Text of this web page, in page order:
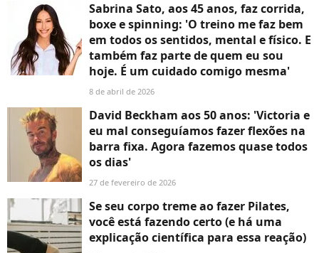
Sabrina Sato, aos 45 anos, faz corrida,
boxe e spinning: 'O treino me faz bem
em todos os sentidos, mental e físico. E
também faz parte de quem eu sou
hoje. É um cuidado comigo mesma'
8 de abril de 2026
David Beckham aos 50 anos: 'Victoria e
eu mal conseguíamos fazer flexões na
barra fixa. Agora fazemos quase todos
os dias'
27 de fevereiro de 2026
Se seu corpo treme ao fazer Pilates,
você está fazendo certo (e há uma
explicação científica para essa reação)